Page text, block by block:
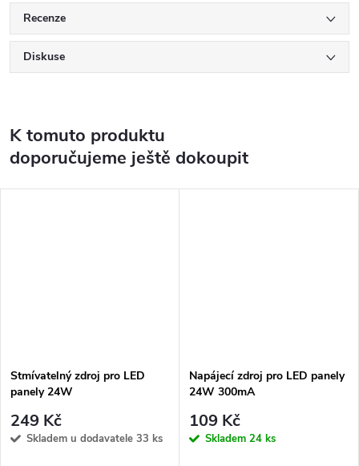
Recenze
Diskuse
K tomuto produktu
doporučujeme ještě dokoupit
Stmívatelný zdroj pro LED
panely 24W
249 Kč
Skladem u dodavatele 33 ks
Napájecí zdroj pro LED panely
24W 300mA
109 Kč
Skladem 24 ks